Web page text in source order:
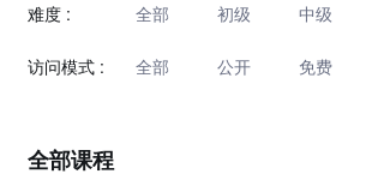
难度 : 全部 初级 中级
访问模式 : 全部 公开 免费
全部课程